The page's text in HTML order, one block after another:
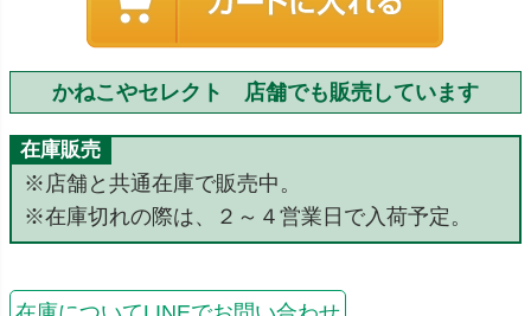
かねこやセレクト 店舗でも販売しています
在庫販売
※店舗と共通在庫で販売中。
※在庫切れの際は、２～４営業日で入荷予定。